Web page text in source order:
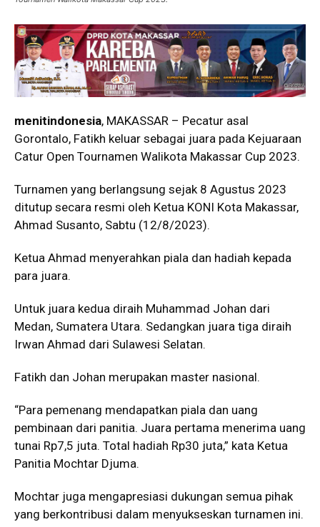
menitindonesia, MAKASSAR – Pecatur asal
Gorontalo, Fatikh keluar sebagai juara pada Kejuaraan
Catur Open Tournamen Walikota Makassar Cup 2023.
Turnamen yang berlangsung sejak 8 Agustus 2023
ditutup secara resmi oleh Ketua KONI Kota Makassar,
Ahmad Susanto, Sabtu (12/8/2023).
Ketua Ahmad menyerahkan piala dan hadiah kepada
para juara.
Untuk juara kedua diraih Muhammad Johan dari
Medan, Sumatera Utara. Sedangkan juara tiga diraih
Irwan Ahmad dari Sulawesi Selatan.
Fatikh dan Johan merupakan master nasional.
“Para pemenang mendapatkan piala dan uang
pembinaan dari panitia. Juara pertama menerima uang
tunai Rp7,5 juta. Total hadiah Rp30 juta,” kata Ketua
Panitia Mochtar Djuma.
Mochtar juga mengapresiasi dukungan semua pihak
yang berkontribusi dalam menyukseskan turnamen ini.